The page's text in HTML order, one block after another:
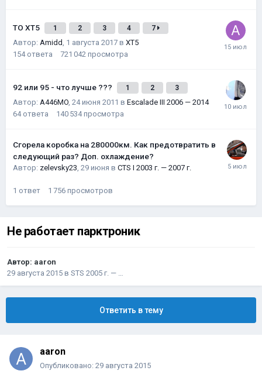
ТО XT5 1 2 3 4 7
Автор: Amidd, 1 августа 2017 в XT5
154 ответа 721 042 просмотра
92 или 95 - что лучше ??? 1 2 3
Автор: A446MO, 24 июня 2011 в Escalade III 2006 — 2014
64 ответа 140 534 просмотра
Сгорела коробка на 280000км. Как предотвратить в
следующий раз? Доп. охлаждение?
Автор: zelevsky23, 29 июня в CTS I 2003 г. — 2007 г.
1 ответ 1 756 просмотров
Не работает парктроник
Автор: aaron
29 августа 2015 в STS 2005 г. — …
Ответить в тему
aaron
Опубликовано: 29 августа 2015